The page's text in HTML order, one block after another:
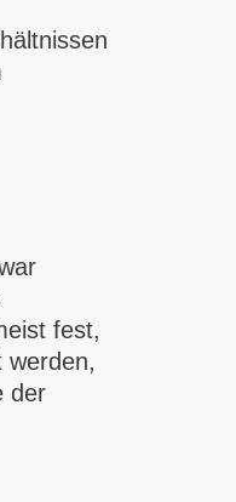
fest,
werden,
der